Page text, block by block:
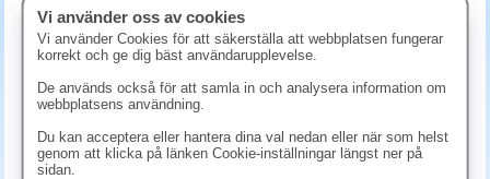
Vi använder oss av cookies
Vi använder Cookies för att säkerställa att webbplatsen fungerar
korrekt och ge dig bäst användarupplevelse.
De används också för att samla in och analysera information om
webbplatsens användning.
Du kan acceptera eller hantera dina val nedan eller när som helst
genom att klicka på länken Cookie-inställningar längst ner på
sidan.